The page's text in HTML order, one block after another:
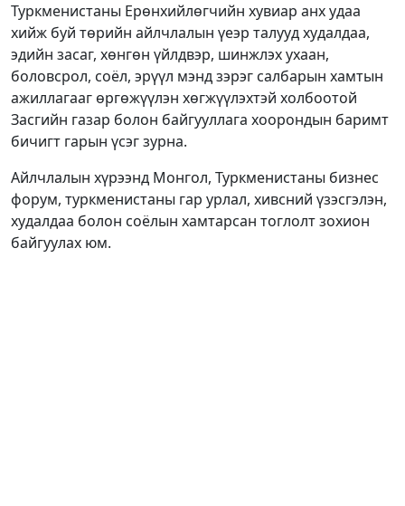
Туркменистаны Ерөнхийлөгчийн хувиар анх удаа
хийж буй төрийн айлчлалын үеэр талууд худалдаа,
эдийн засаг, хөнгөн үйлдвэр, шинжлэх ухаан,
боловсрол, соёл, эрүүл мэнд зэрэг салбарын хамтын
ажиллагааг өргөжүүлэн хөгжүүлэхтэй холбоотой
Засгийн газар болон байгууллага хоорондын баримт
бичигт гарын үсэг зурна.
Айлчлалын хүрээнд Монгол, Туркменистаны бизнес
форум, туркменистаны гар урлал, хивсний үзэсгэлэн,
худалдаа болон соёлын хамтарсан тоглолт зохион
байгуулах юм.